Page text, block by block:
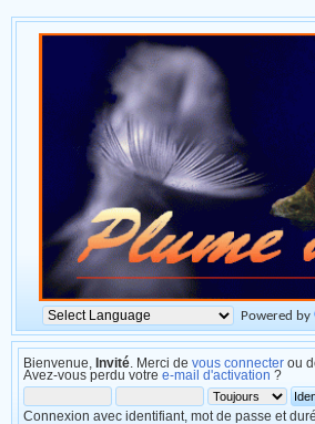
Powered by
Bienvenue, Invité . Merci de vous connecter ou
Avez-vous perdu votre e-mail d'activation ?
Connexion avec identifiant, mot de passe et